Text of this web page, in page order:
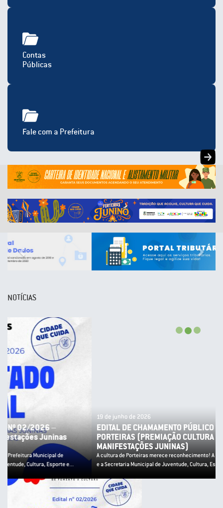
Contas
Públicas
Fale com a Prefeitura
NOTÍCIAS
19 de junho de 2026
EDITAL DE CHAMAMENTO PÚBLICO Nº 02/2026 – PNAB
PORTEIRAS (PREMIAÇÃO CULTURA POPULAR E
MANIFESTAÇÕES JUNINAS)
A cultura de Porteiras merece reconhecimento! A Prefeitura Municipal de Porteiras
e a Secretaria Municipal de Juventude, Cultura, Esporte e...